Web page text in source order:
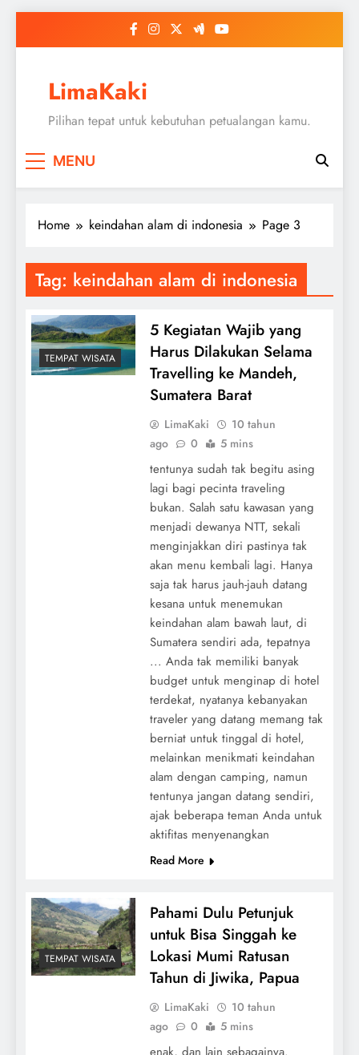
LimaKaki
Pilihan tepat untuk kebutuhan petualangan kamu.
MENU
Home keindahan alam di indonesia Page 3
Tag: keindahan alam di indonesia
TEMPAT WISATA
5 Kegiatan Wajib yang
Harus Dilakukan Selama
Travelling ke Mandeh,
Sumatera Barat
LimaKaki
10 tahun
ago
0 5 mins
tentunya sudah tak begitu asing
lagi bagi pecinta traveling
bukan. Salah satu kawasan yang
menjadi dewanya NTT, sekali
menginjakkan diri pastinya tak
akan menu kembali lagi. Hanya
saja tak harus jauh-jauh datang
kesana untuk menemukan
keindahan alam bawah laut, di
Sumatera sendiri ada, tepatnya
... Anda tak memiliki banyak
budget untuk menginap di hotel
terdekat, nyatanya kebanyakan
traveler yang datang memang tak
berniat untuk tinggal di hotel,
melainkan menikmati keindahan
alam dengan camping, namun
tentunya jangan datang sendiri,
ajak beberapa teman Anda untuk
aktifitas menyenangkan
Read More
TEMPAT WISATA
Pahami Dulu Petunjuk
untuk Bisa Singgah ke
Lokasi Mumi Ratusan
Tahun di Jiwika, Papua
LimaKaki
10 tahun
ago
0 5 mins